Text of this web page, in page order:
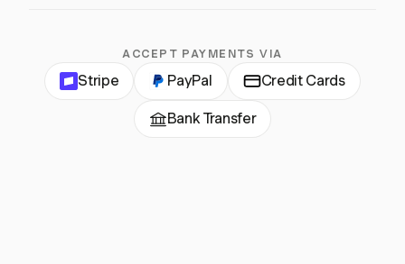
ACCEPT PAYMENTS VIA
Stripe PayPal Credit Cards
Bank Transfer